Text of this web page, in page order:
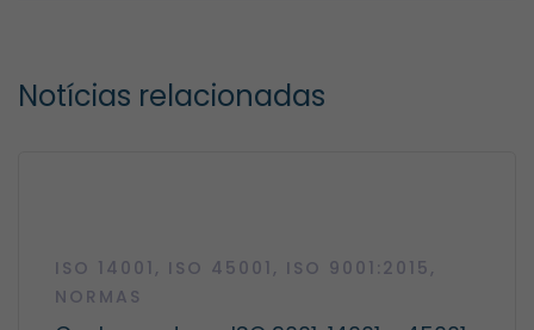
Notícias relacionadas
ISO 14001 , ISO 45001 , ISO 9001:2015 ,
NORMAS